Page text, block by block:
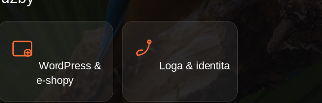
WordPress &
e-shopy
Loga & identita